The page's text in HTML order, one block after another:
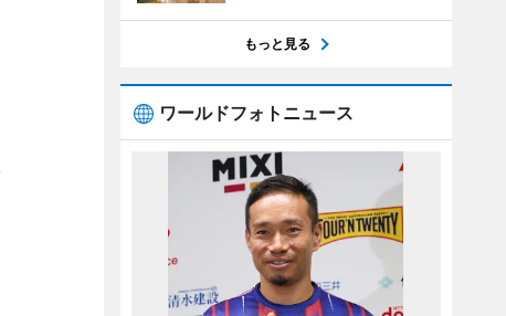
もっと見る
ワールドフォトニュース